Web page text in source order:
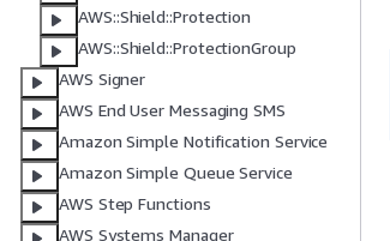
AWS::Shield::Protection
AWS::Shield::ProtectionGroup
AWS Signer
AWS End User Messaging SMS
Amazon Simple Notification Service
Amazon Simple Queue Service
AWS Step Functions
AWS Systems Manager